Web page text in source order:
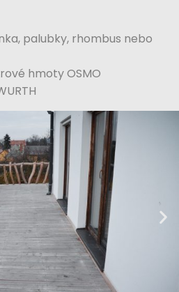
palubky, rhombus nebo
hmoty OSMO